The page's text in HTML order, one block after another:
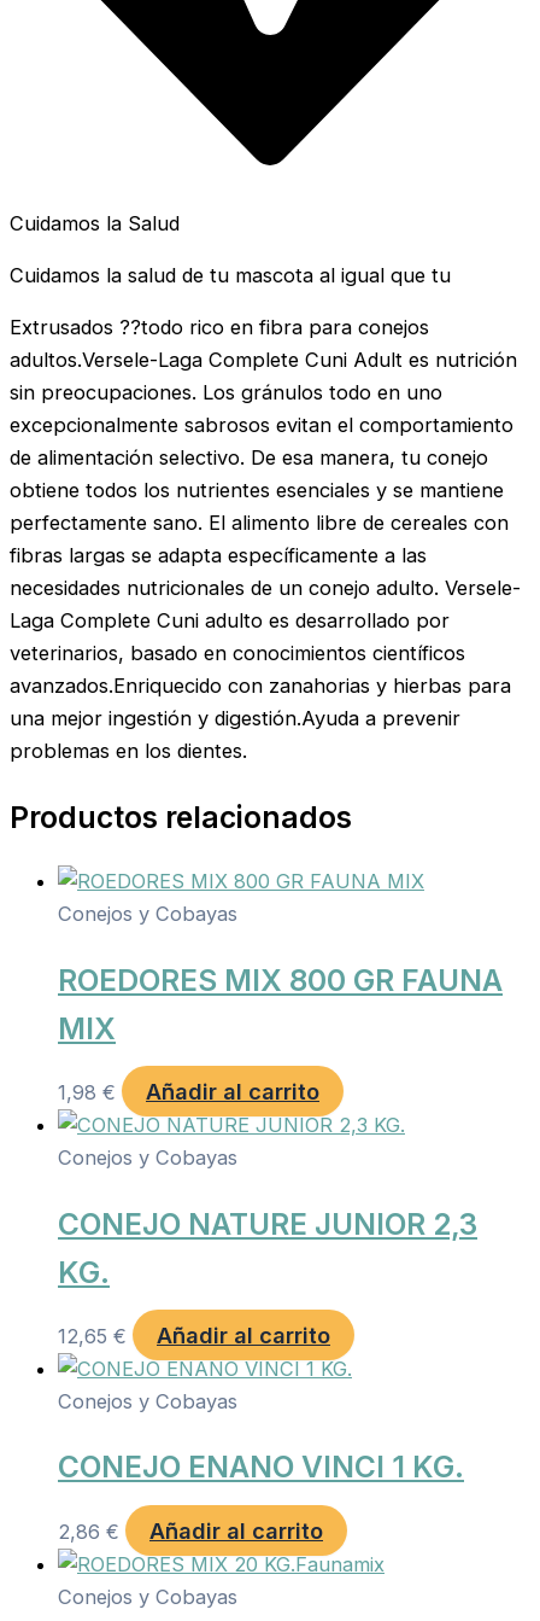
Cuidamos la Salud
Cuidamos la salud de tu mascota al igual que tu
Extrusados ??todo rico en fibra para conejos
adultos.Versele-Laga Complete Cuni Adult es nutrición
sin preocupaciones. Los gránulos todo en uno
excepcionalmente sabrosos evitan el comportamiento
de alimentación selectivo. De esa manera, tu conejo
obtiene todos los nutrientes esenciales y se mantiene
perfectamente sano. El alimento libre de cereales con
fibras largas se adapta específicamente a las
necesidades nutricionales de un conejo adulto. Versele-
Laga Complete Cuni adulto es desarrollado por
veterinarios, basado en conocimientos científicos
avanzados.Enriquecido con zanahorias y hierbas para
una mejor ingestión y digestión.Ayuda a prevenir
problemas en los dientes.
Productos relacionados
Conejos y Cobayas
ROEDORES MIX 800 GR FAUNA
MIX
1,98 € Añadir al carrito
Conejos y Cobayas
CONEJO NATURE JUNIOR 2,3
KG.
12,65 € Añadir al carrito
Conejos y Cobayas
CONEJO ENANO VINCI 1 KG.
2,86 € Añadir al carrito
Conejos y Cobayas